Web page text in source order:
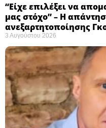
“Είχε επιλέξει να
μας στόχο” – Η
ανεξαρτητοποίησης
3 Αυγούστου 2026